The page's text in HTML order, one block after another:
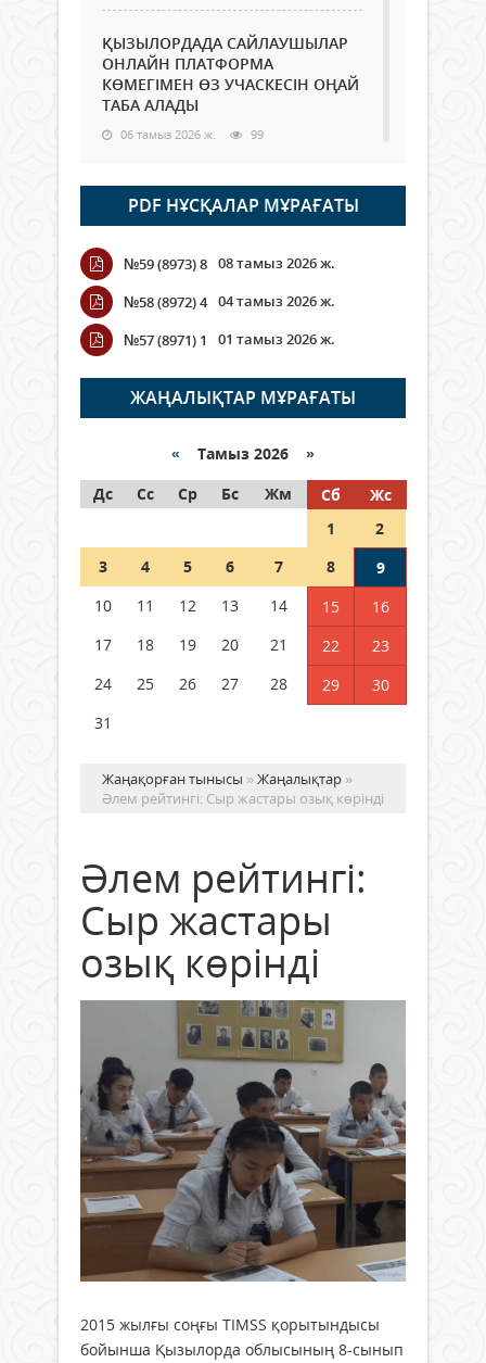
ҚЫЗЫЛОРДАДА САЙЛАУШЫЛАР
ОНЛАЙН ПЛАТФОРМА
КӨМЕГІМЕН ӨЗ УЧАСКЕСІН ОҢАЙ
ТАБА АЛАДЫ
06 тамыз 2026 ж. 99
Open Air: Қызылорда облысы
полиция департаменті 20
мыңнан астам көрерменнің
қауіпсіздігін қамтамасыз етті
06 тамыз 2026 ж.
Wi-Fi ҚАБЫРҒА АРҚЫЛЫ ҚАЛАЙ
ӨТЕДІ?
06 тамыз 2026 ж. 276
граждане Казахстана,
05 тамыз 2026 ж. 158
Шетелде жүрген Қазақстан
азаматтары қалай дауыс бере
PDF НҰСҚАЛАР МҰРАҒАТЫ
№59 (8973) 8 08 тамыз 2026 ж.
№58 (8972) 4 04 тамыз 2026 ж.
№57 (8971) 1
01 тамыз 2026 ж.
ЖАҢАЛЫҚТАР МҰРАҒАТЫ
« Тамыз 2026 »
Дс
Сс Ср Бс Жм Сб
Жс
1
2
3
4 5 6 7 8
9
10
11 12 13 14 15
16
17
18 19 20 21 22
23
24
25 26 27 28 29
30
31
Жаңақорған тынысы »Жаңалықтар »
Әлем рейтингі: Сыр жастары озық көрінді
Әлем рейтингі:
Сыр жастары
озық көрінді
2015 жылғы соңғы TIMSS қорытындысы
бойынша Қызылорда облысының 8-сынып